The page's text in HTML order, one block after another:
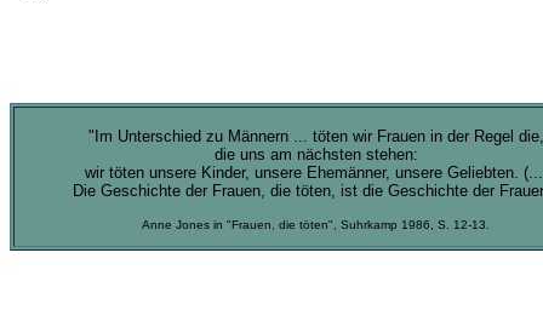
"Im Unterschied zu Männern ... töten wir Frauen in der Regel die,
die uns am nächsten stehen:
wir töten unsere Kinder, unsere Ehemänner, unsere Geliebten.
Die Geschichte der Frauen, die töten, ist die Geschichte der
Anne Jones in "Frauen, die töten", Suhrkamp 1986, S. 12-13.